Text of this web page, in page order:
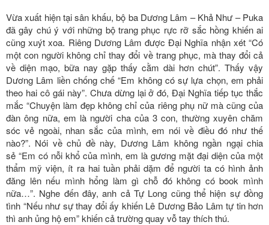
Vừa xuất hiện tại sân khấu, bộ ba Dương Lâm – Khả Như – Puka
đã gây chú ý với những bộ trang phục rực rỡ sắc hồng khiến ai
cũng xuýt xoa. Riêng Dương Lâm được Đại Nghĩa nhận xét “Có
một con người không chỉ thay đổi về trang phục, mà thay đổi cả
về diện mạo, bữa nay gặp thấy cằm dài hơn chút”. Thấy vậy
Dương Lâm liền chống chế “Em không có sự lựa chọn, em phải
theo hai cô gái này”. Chưa dừng lại ở đó, Đại Nghĩa tiếp tục thắc
mắc “Chuyện làm đẹp không chỉ của riêng phụ nữ mà cũng của
đàn ông nữa, em là người cha của 3 con, thường xuyên chăm
sóc vẻ ngoài, nhan sắc của mình, em nói về điều đó như thế
nào?”. Nói về chủ đề này, Dương Lâm không ngần ngại chia
sẻ “Em có nỗi khổ của mình, em là gương mặt đại diện của một
thẩm mỹ viện, ít ra hai tuần phải dặm để người ta có hình ảnh
đăng lên nếu mình hổng làm gì chỗ đó không có book mình
nữa…”. Nghe đến đây, anh cả Tự Long cũng thể hiện sự đồng
tình “Nếu như sự thay đổi ấy khiến Lê Dương Bảo Lâm tự tin hơn
thì anh ủng hộ em” khiến cả trường quay vỗ tay thích thú.